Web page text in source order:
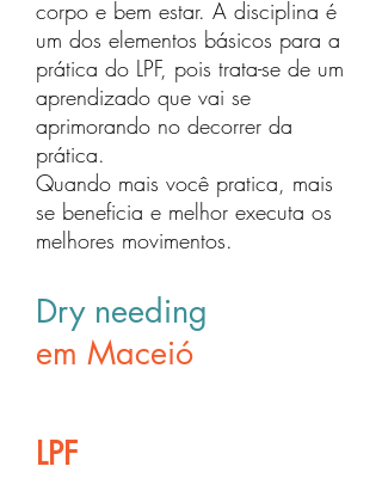
LPF
Dry needing
em Maceió
corpo e bem estar. A disciplina é
um dos elementos básicos para a
prática do LPF, pois trata-se de um
aprendizado que vai se
aprimorando no decorrer da
prática.
Quando mais você pratica, mais
se beneficia e melhor executa os
melhores movimentos.